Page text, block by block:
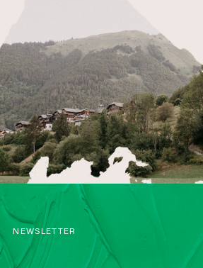
NEWSLETTER